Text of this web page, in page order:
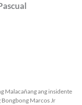
Malacañang ang insidente
Bongbong Marcos Jr